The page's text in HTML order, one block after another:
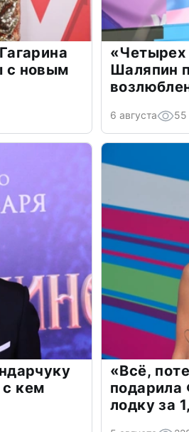
с новым
«Четырех
Шаляпин
6 августа 55
кем
«Всё,
подарила
лодку за